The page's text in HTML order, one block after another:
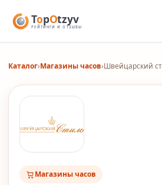
Каталог›Магазины часов›Швейцарский
Магазины часов